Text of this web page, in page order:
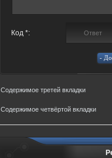
Код *:
Содержимое третей вкладки
Содержимое четвёртой вкладки